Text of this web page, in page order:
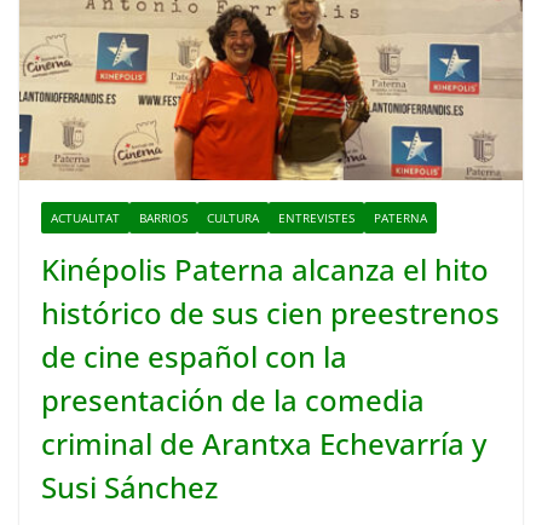
ACTUALITAT BARRIOS CULTURA ENTREVISTES PATERNA
Kinépolis Paterna alcanza el hito
histórico de sus cien preestrenos
de cine español con la
presentación de la comedia
criminal de Arantxa Echevarría y
Susi Sánchez